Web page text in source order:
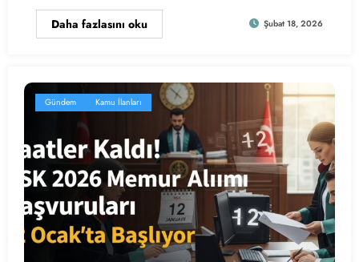
Daha fazlasını oku Şubat 18, 2026
Gündem Kamu İlanları